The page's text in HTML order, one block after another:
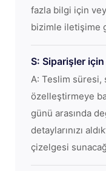
fazla bilgi için
bizimle iletişime
S: Siparişler
A: Teslim süresi,
özelleştirmeye
günü arasında
detaylarınızı
çizelgesi